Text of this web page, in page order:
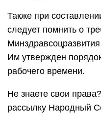
Также при
следует помнить о
Им утвержден
рабочего времени.
Не знаете свои
рассылку Народный